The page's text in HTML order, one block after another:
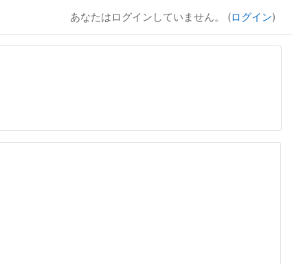
あなたはログインしていません。 (ログイン)